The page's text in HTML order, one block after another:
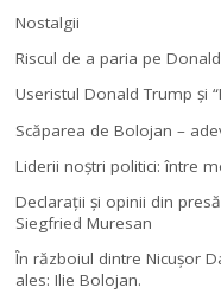
Nostalgii
Riscul de a paria pe
Useristul Donald Trump şi
Scăparea de Bolojan –
Liderii noştri politici: între
Declaraţii şi opinii din
Siegfried Muresan
În războiul dintre Nicuşor
ales: Ilie Bolojan.